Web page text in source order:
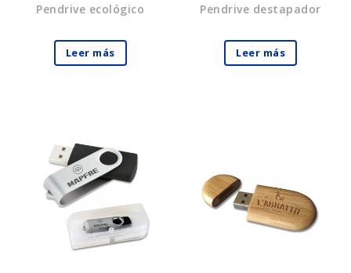
Pendrive ecológico
Leer más
Pendrive destapador
Leer más